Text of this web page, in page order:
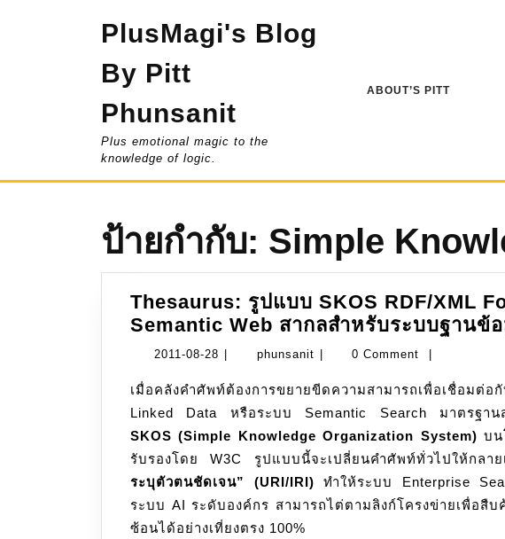
PlusMagi's Blog
By Pitt
Phunsanit
Plus emotional magic to the
knowledge of logic.
ABOUT’S PITT
ป้ายกำกับ: Simple
Thesaurus: รูปแบบ SKOS RDF/XML
Semantic Web สากลสำหรับระบบฐานข้
2011-08-28 2011-
28
phunsanit phunsanit0 Comment
เมื่อคลังคำศัพท์ต้องการขยายขีดความสามารถเพื่อเชื่อมต่อกับระบบภายนอกแบบสากลผ่าน
Linked Data หรือระบบ Semantic Search มาตรฐาน
SKOS (Simple Knowledge Organization System) บน
รับรองโดย W3C รูปแบบนี้จะเปลี่ยนคำศัพท์ทั่วไปให้กลา
ระบุตัวตนชัดเจน” (URI/IRI) ทำให้ระบบ Enterprise
ระบบ AI ระดับองค์กร สามารถไต่ตามลิงก์โครงข่ายเพื่อสื
ซ้อนได้อย่างเที่ยงตรง 100%